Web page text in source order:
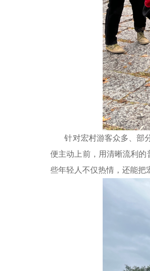
针对宏村游客众多、部
便主动上前，用清晰流利
些年轻人不仅热情，还能把